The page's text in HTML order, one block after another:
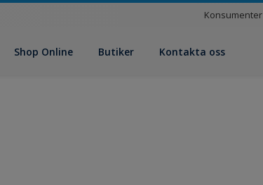
Konsumenter
Shop Online Butiker Kontakta oss